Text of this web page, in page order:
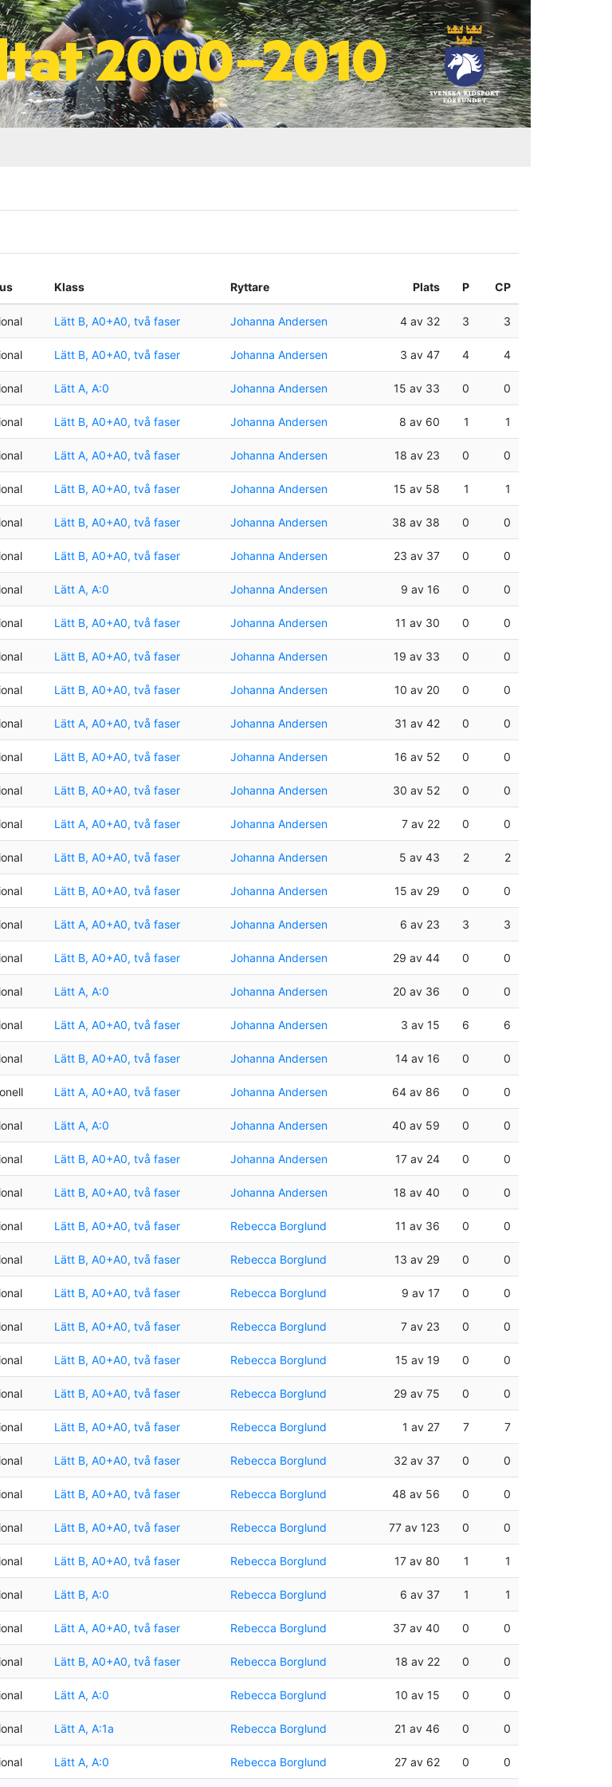
Klass Ryttare Plats P CP
Lätt B, A0+A0, två faser Johanna Andersen 4 av 32 3 3
Lätt B, A0+A0, två faser Johanna Andersen 3 av 47 4 4
Lätt A, A:0 Johanna Andersen 15 av 33 0 0
Lätt B, A0+A0, två faser Johanna Andersen 8 av 60 1 1
Lätt A, A0+A0, två faser Johanna Andersen 18 av 23 0 0
Lätt B, A0+A0, två faser Johanna Andersen 15 av 58 1 1
Lätt B, A0+A0, två faser Johanna Andersen 38 av 38 0 0
Lätt B, A0+A0, två faser Johanna Andersen 23 av 37 0 0
Lätt A, A:0 Johanna Andersen 9 av 16 0 0
Lätt B, A0+A0, två faser Johanna Andersen 11 av 30 0 0
Lätt B, A0+A0, två faser Johanna Andersen 19 av 33 0 0
Lätt B, A0+A0, två faser Johanna Andersen 10 av 20 0 0
Lätt A, A0+A0, två faser Johanna Andersen 31 av 42 0 0
Lätt B, A0+A0, två faser Johanna Andersen 16 av 52 0 0
Lätt B, A0+A0, två faser Johanna Andersen 30 av 52 0 0
Lätt A, A0+A0, två faser Johanna Andersen 7 av 22 0 0
Lätt B, A0+A0, två faser Johanna Andersen 5 av 43 2 2
Lätt B, A0+A0, två faser Johanna Andersen 15 av 29 0 0
Lätt A, A0+A0, två faser Johanna Andersen 6 av 23 3 3
Lätt B, A0+A0, två faser Johanna Andersen 29 av 44 0 0
Lätt A, A:0 Johanna Andersen 20 av 36 0 0
Lätt A, A0+A0, två faser Johanna Andersen 3 av 15 6 6
Lätt B, A0+A0, två faser Johanna Andersen 14 av 16 0 0
Lätt A, A0+A0, två faser Johanna Andersen 64 av 86 0 0
Lätt A, A:0 Johanna Andersen 40 av 59 0 0
Lätt B, A0+A0, två faser Johanna Andersen 17 av 24 0 0
Lätt B, A0+A0, två faser Johanna Andersen 18 av 40 0 0
Lätt B, A0+A0, två faser Rebecca Borglund 11 av 36 0 0
Lätt B, A0+A0, två faser Rebecca Borglund 13 av 29 0 0
Lätt B, A0+A0, två faser Rebecca Borglund 9 av 17 0 0
Lätt B, A0+A0, två faser Rebecca Borglund 7 av 23 0 0
Lätt B, A0+A0, två faser Rebecca Borglund 15 av 19 0 0
Lätt B, A0+A0, två faser Rebecca Borglund 29 av 75 0 0
Lätt B, A0+A0, två faser Rebecca Borglund 1 av 27 7 7
Lätt B, A0+A0, två faser Rebecca Borglund 32 av 37 0 0
Lätt B, A0+A0, två faser Rebecca Borglund 48 av 56 0 0
Lätt B, A0+A0, två faser Rebecca Borglund 77 av 123 0 0
Lätt B, A0+A0, två faser Rebecca Borglund 17 av 80 1 1
Lätt B, A:0 Rebecca Borglund 6 av 37 1 1
Lätt A, A0+A0, två faser Rebecca Borglund 37 av 40 0 0
Lätt B, A0+A0, två faser Rebecca Borglund 18 av 22 0 0
Lätt A, A:0 Rebecca Borglund 10 av 15 0 0
Lätt A, A:1a Rebecca Borglund 21 av 46 0 0
Lätt A, A:0 Rebecca Borglund 27 av 62 0 0